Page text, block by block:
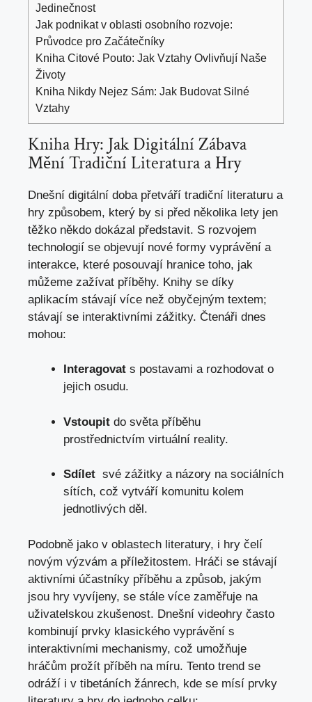
Jedinečnost
Jak podnikat v oblasti osobního rozvoje:
Průvodce pro Začátečníky
Kniha Citové Pouto: Jak Vztahy Ovlivňují Naše
Životy
Kniha Nikdy Nejez Sám: Jak Budovat Silné
Vztahy
Kniha‍ Hry:‍ Jak Digitální Zábava⁤
Mění⁤ Tradiční Literatura⁣ a Hry
Dnešní digitální doba ‌přetváří ‍tradiční literaturu a
hry způsobem,⁢ který ⁣by si před⁣ několika lety jen
⁤těžko ​někdo dokázal představit. S rozvojem
technologií se objevují nové ‌formy ⁢vyprávění a
interakce, které posouvají hranice toho, jak⁢
můžeme‍ zažívat příběhy.⁤ Knihy se díky​
aplikacím stávají více než obyčejným​ textem; ​
stávají se interaktivními zážitky. Čtenáři dnes⁢
mohou:
Interagovat s postavami⁣ a rozhodovat o
jejich osudu.
Vstoupit do světa příběhu
‌prostřednictvím virtuální reality.
Sdílet ⁤ své zážitky​ a ⁣názory na ‍sociálních
sítích, což ‌vytváří komunitu‌ kolem
jednotlivých děl.
Podobně ⁣jako v oblastech​ literatury, i hry čelí
novým výzvám a příležitostem. Hráči se stávají
aktivními‌ účastníky příběhu a‍ způsob, jakým⁣
jsou hry vyvíjeny,‌ se stále ​více ⁢zaměřuje na
uživatelskou zkušenost. Dnešní videohry často
kombinují prvky klasického vyprávění s
interaktivními mechanismy, ⁤což⁢ umožňuje
⁢hráčům prožít příběh na míru. Tento trend se‍
odráží ‌i‍ v ​tibetáních žánrech, kde se mísí prvky‍